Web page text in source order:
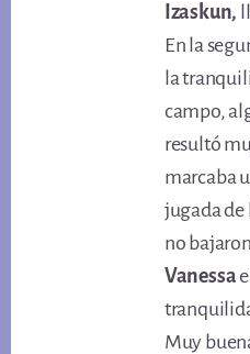
Izaskun,
En la
la
campo,
resultó
marcaba
jugada de
no
Vanessa
Muy